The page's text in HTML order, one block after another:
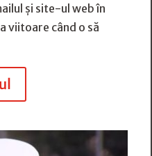
și site-ul web în
viitoare când o să